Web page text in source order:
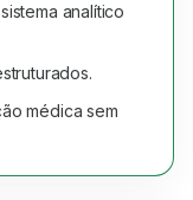
analítico
médica sem